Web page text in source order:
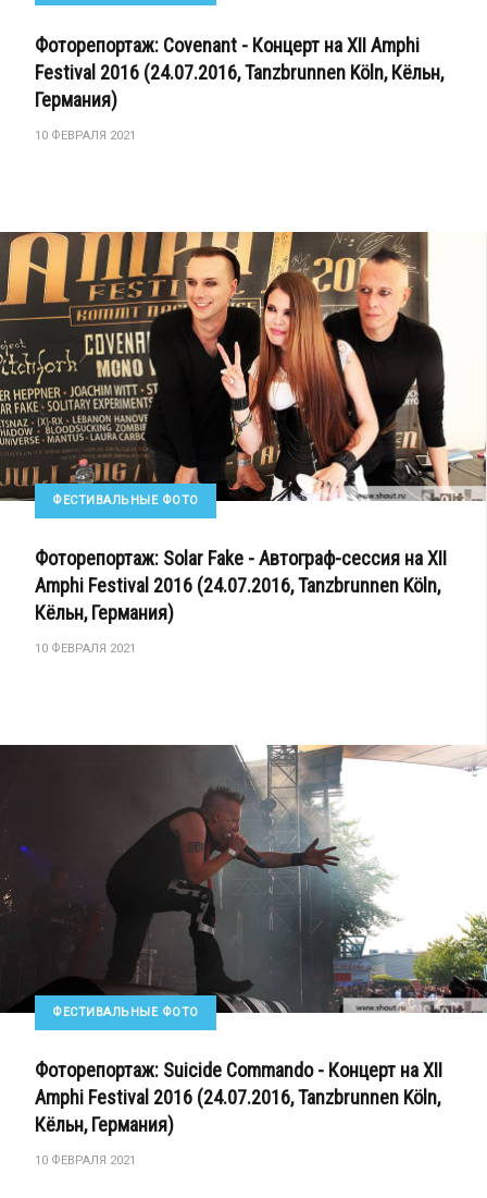
Фоторепортаж: Covenant - Концерт на XII Amphi
Festival 2016 (24.07.2016, Tanzbrunnen Köln, Кёльн,
Германия)
10 ФЕВРАЛЯ 2021
ФЕСТИВАЛЬНЫЕ ФОТО
Фоторепортаж: Solar Fake - Автограф-сессия на XII
Amphi Festival 2016 (24.07.2016, Tanzbrunnen Köln,
Кёльн, Германия)
10 ФЕВРАЛЯ 2021
ФЕСТИВАЛЬНЫЕ ФОТО
Фоторепортаж: Suicide Commando - Концерт на XII
Amphi Festival 2016 (24.07.2016, Tanzbrunnen Köln,
Кёльн, Германия)
10 ФЕВРАЛЯ 2021